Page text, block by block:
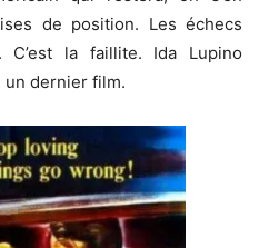
de position. Les échecs
C’est la faillite. Ida Lupino
un dernier film.